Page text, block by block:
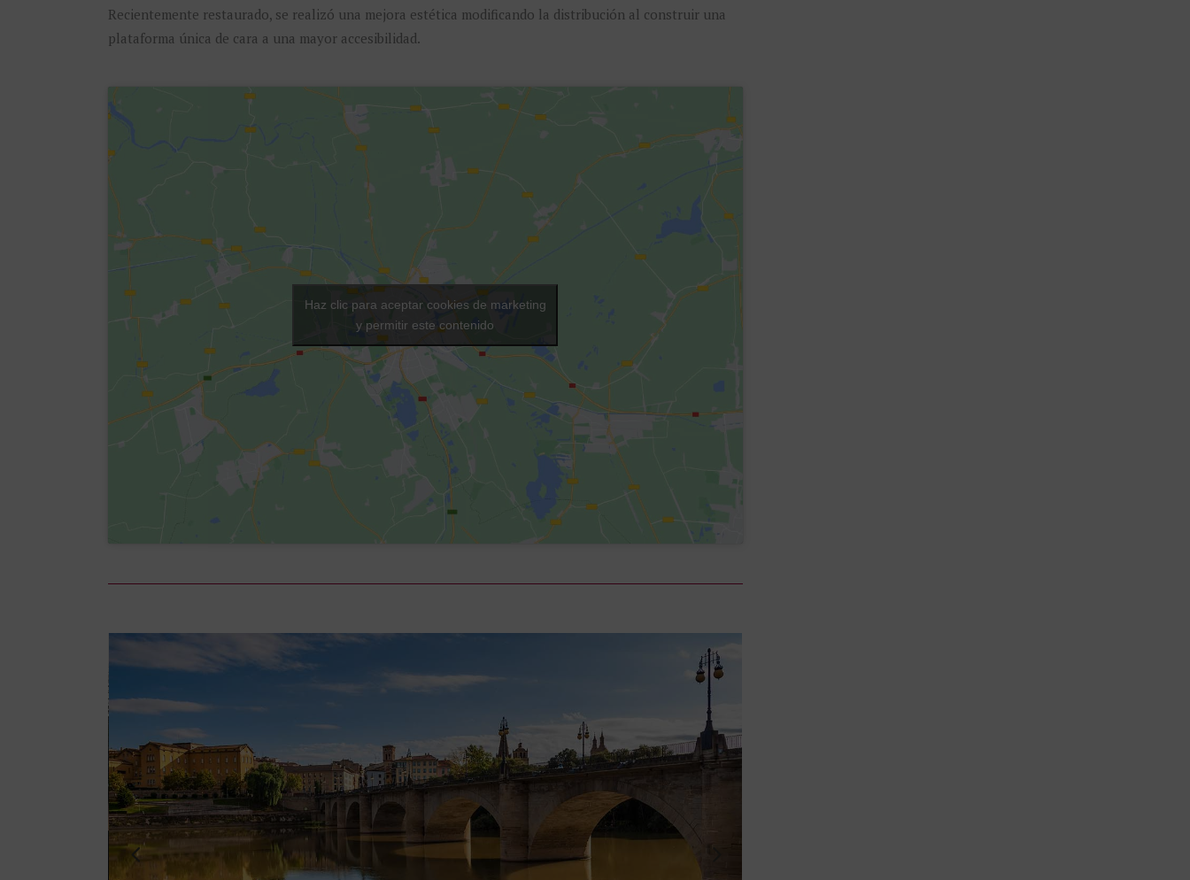
Recientemente restaurado, se realizó una mejora estética modificando la distribución al construir una
plataforma única de cara a una mayor accesibilidad.
Haz clic para aceptar cookies de marketing
y permitir este contenido